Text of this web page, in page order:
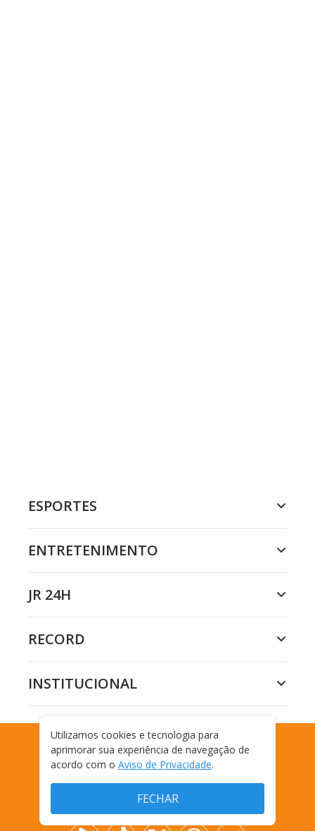
ESPORTES
ENTRETENIMENTO
JR 24H
RECORD
INSTITUCIONAL
RPET
Utilizamos cookies e tecnologia para
aprimorar sua experiência de navegação de
acordo com o Aviso de Privacidade.
FECHAR